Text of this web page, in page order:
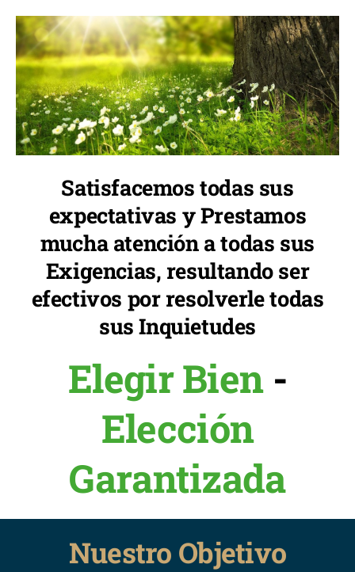
Satisfacemos todas sus
expectativas y Prestamos
mucha atención a todas sus
Exigencias, resultando ser
efectivos por resolverle todas
sus Inquietudes
Elegir Bien -
Elección
Garantizada
Nuestro Objetivo